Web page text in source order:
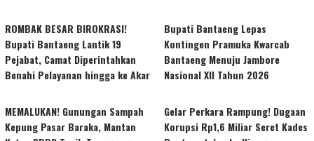
ROMBAK BESAR BIROKRASI!
Bupati Bantaeng Lantik 19
Pejabat, Camat Diperintahkan
Benahi Pelayanan hingga ke Akar
Bupati Bantaeng Lepas
Kontingen Pramuka Kwarcab
Bantaeng Menuju Jambore
Nasional XII Tahun 2026
MEMALUKAN! Gunungan Sampah
Kepung Pasar Baraka, Mantan
Gelar Perkara Rampung! Dugaan
Korupsi Rp1,6 Miliar Seret Kades